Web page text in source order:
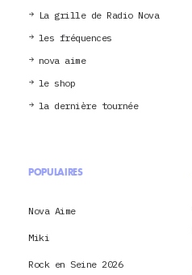
La grille de Radio Nova
les fréquences
nova aime
le shop
la dernière tournée
POPULAIRES
Nova Aime
Miki
Rock en Seine 2026